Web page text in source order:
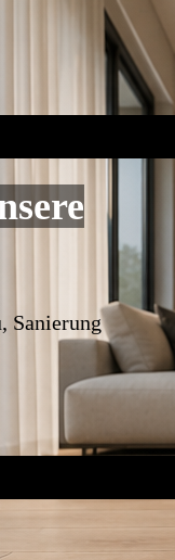
Sanierung